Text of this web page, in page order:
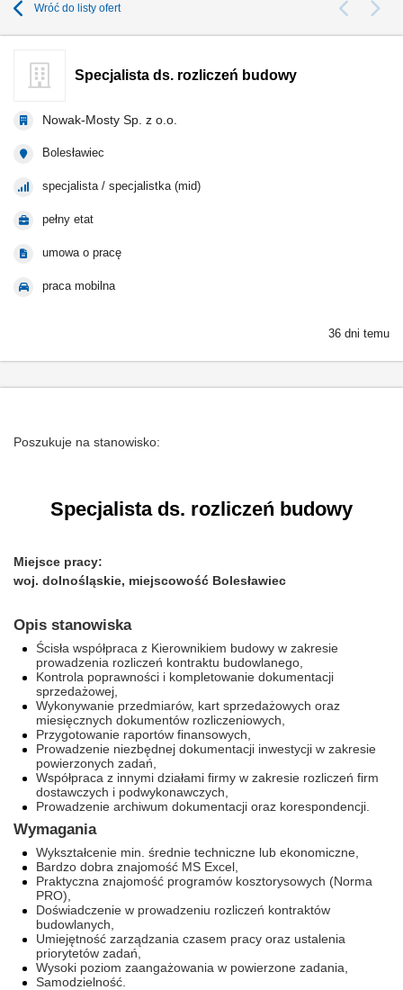
Wróć do listy ofert
Specjalista ds. rozliczeń budowy
Nowak-Mosty Sp. z o.o.
Bolesławiec
specjalista / specjalistka (mid)
pełny etat
umowa o pracę
praca mobilna
36 dni temu
Poszukuje na stanowisko:
Specjalista ds. rozliczeń budowy
Miejsce pracy:
woj. dolnośląskie, miejscowość Bolesławiec
Opis stanowiska
Ścisła współpraca z Kierownikiem budowy w zakresie
prowadzenia rozliczeń kontraktu budowlanego,
Kontrola poprawności i kompletowanie dokumentacji
sprzedażowej,
Wykonywanie przedmiarów, kart sprzedażowych oraz
miesięcznych dokumentów rozliczeniowych,
Przygotowanie raportów finansowych,
Prowadzenie niezbędnej dokumentacji inwestycji w zakresie
powierzonych zadań,
Współpraca z innymi działami firmy w zakresie rozliczeń firm
dostawczych i podwykonawczych,
Prowadzenie archiwum dokumentacji oraz korespondencji.
Wymagania
Wykształcenie min. średnie techniczne lub ekonomiczne,
Bardzo dobra znajomość MS Excel,
Praktyczna znajomość programów kosztorysowych (Norma
PRO),
Doświadczenie w prowadzeniu rozliczeń kontraktów
budowlanych,
Umiejętność zarządzania czasem pracy oraz ustalenia
priorytetów zadań,
Wysoki poziom zaangażowania w powierzone zadania,
Samodzielność.